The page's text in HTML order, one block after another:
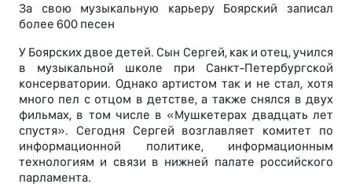
За свою музыкальную карьеру Боярский записал
более 600 песен
У Боярских двое детей. Сын Сергей, как и отец, учился
в музыкальной школе при Санкт-Петербургской
консерватории. Однако артистом так и не стал, хотя
много пел с отцом в детстве, а также снялся в двух
фильмах, в том числе в «Мушкетерах двадцать лет
спустя». Сегодня Сергей возглавляет комитет по
информационной политике, информационным
технологиям и связи в нижней палате российского
парламента.